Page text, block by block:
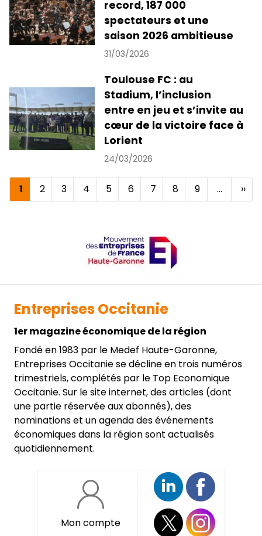
record, 187 000
spectateurs et une
saison 2026 ambitieuse
31/03/2026
Toulouse FC : au
Stadium, l’inclusion
entre en jeu et s’invite au
cœur de la victoire face à
Lorient
24/03/2026
Pagination
Page
courante
1 Page
2 Page
3 Page
4 Page
5 Page
6 Page
7 Page
8 Page
9 … ››
Entreprises Occitanie
1er magazine économique de la région
Fondé en 1983 par le Medef Haute-Garonne,
Entreprises Occitanie se décline en trois numéros
trimestriels, complétés par le Top Economique
Occitanie. Sur le site internet, des articles (dont
une partie réservée aux abonnés), des
nominations et un agenda des événements
économiques dans la région sont actualisés
quotidiennement.
Mon compte